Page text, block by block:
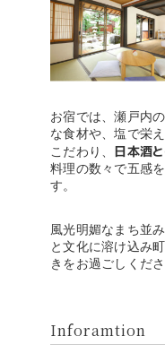
お宿では、瀬戸内
な食材や、塩で栄
こだわり、 日本酒
料理の数々で五感
す。
風光明媚なまち並
と文化に溶け込み
きをお過ごしくださ
Inforamtion